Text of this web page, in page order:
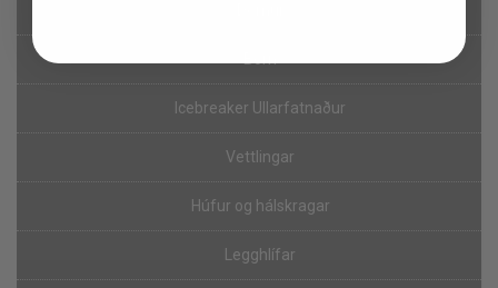
Icebreaker Ullarfatnaður
Vettlingar
Húfur og hálskragar
Legghlífar